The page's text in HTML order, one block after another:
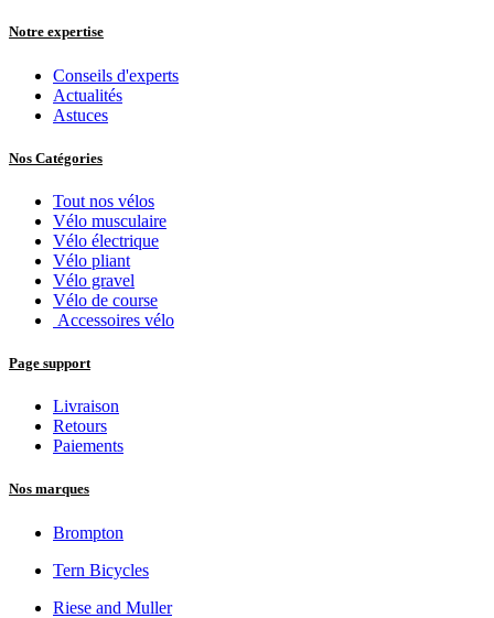
Notre expertise
Conseils d'experts
Actualités
Astuces
Nos Catégories
Tout nos vélos
Vélo musculaire
Vélo électrique
Vélo pliant
Vélo gravel
Vélo de course
Accessoires vélo
Page support
Livraison
Retours
Paiements
Nos marques
Brompton
Tern Bicycles
Riese and Muller